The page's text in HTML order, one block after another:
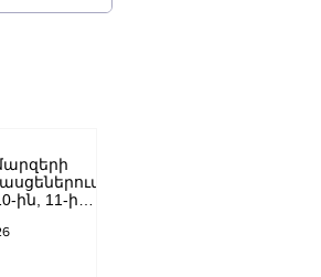
ին, 11-ին,